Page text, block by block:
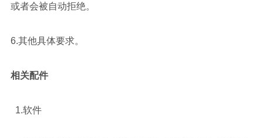
或者会被自动拒绝。
6.其他具体要求。
相关配件
1.软件